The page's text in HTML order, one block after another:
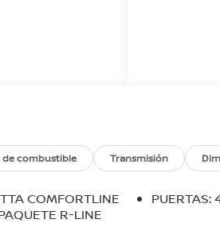
combustible Transmisión
COMFORTLINE
R-LINE
PUERTAS: